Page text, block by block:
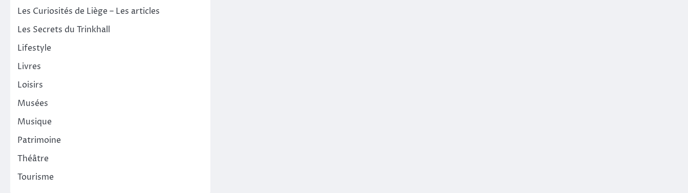
Les Curiosités de Liège – Les articles
Les Secrets du Trinkhall
Lifestyle
Livres
Loisirs
Musées
Musique
Patrimoine
Théâtre
Tourisme